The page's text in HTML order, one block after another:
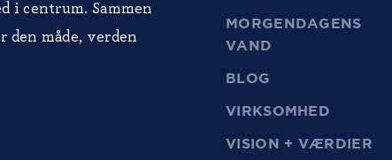
MORGENDAGENS
VAND
BLOG
VIRKSOMHED
VISION + VÆRDIER
i centrum. Sammen
måde, verden